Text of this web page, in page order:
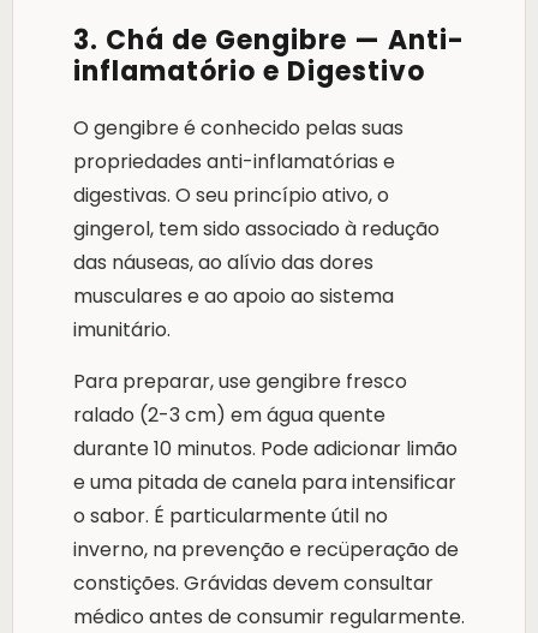
3. Chá de Gengibre — Anti-
inflamatório e Digestivo
O gengibre é conhecido pelas suas
propriedades anti-inflamatórias e
digestivas. O seu princípio ativo, o
gingerol, tem sido associado à redução
das náuseas, ao alívio das dores
musculares e ao apoio ao sistema
imunitário.
Para preparar, use gengibre fresco
ralado (2-3 cm) em água quente
durante 10 minutos. Pode adicionar limão
e uma pitada de canela para intensificar
o sabor. É particularmente útil no
inverno, na prevenção e recüperação de
constições. Grávidas devem consultar
médico antes de consumir regularmente.